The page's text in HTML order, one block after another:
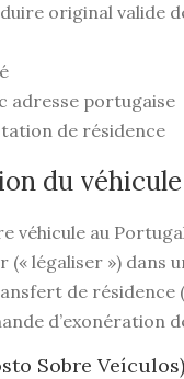
original valide
adresse portugaise
de résidence
du véhicule
véhicule au
légaliser ») dans
de résidence
d’exonération
Sobre Veículos)